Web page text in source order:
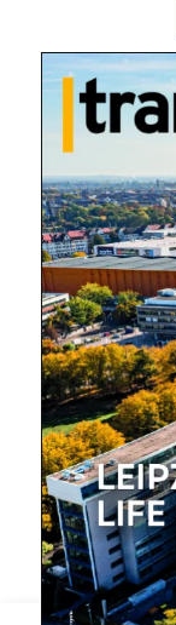
Mit
jede
E-
Mail
(erforderlich)